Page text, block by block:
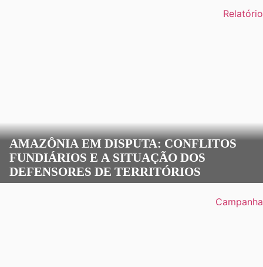
Relatório
AMAZÔNIA EM DISPUTA: CONFLITOS
FUNDIÁRIOS E A SITUAÇÃO DOS
DEFENSORES DE TERRITÓRIOS
Campanha